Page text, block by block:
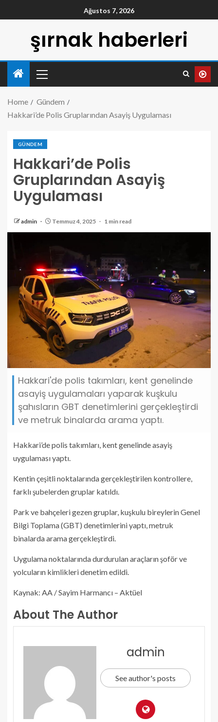
Ağustos 7, 2026
şırnak haberleri
Home
Gündem
Hakkari’de Polis Gruplarından Asayiş Uygulaması
GÜNDEM
Hakkari’de Polis
Gruplarından Asayiş
Uygulaması
admin Temmuz 4, 2025 1 min read
Hakkari'de polis takımları, kent genelinde
asayiş uygulamaları yaparak kuşkulu
şahısların GBT denetimlerini gerçekleştirdi
ve metruk binalarda arama yaptı.
Hakkari’de polis takımları, kent genelinde asayiş
uygulaması yaptı.
Kentin çeşitli noktalarında gerçekleştirilen kontrollere,
farklı şubelerden gruplar katıldı.
Park ve bahçeleri gezen gruplar, kuşkulu bireylerin Genel
Bilgi Toplama (GBT) denetimlerini yaptı, metruk
binalarda arama gerçekleştirdi.
Uygulama noktalarında durdurulan araçların şoför ve
yolcuların kimlikleri denetim edildi.
Kaynak: AA / Sayim Harmancı – Aktüel
About The Author
admin
See author's posts